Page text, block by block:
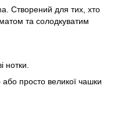
Створений для тих, хто
та солодкуватим
нотки.
просто великої чашки